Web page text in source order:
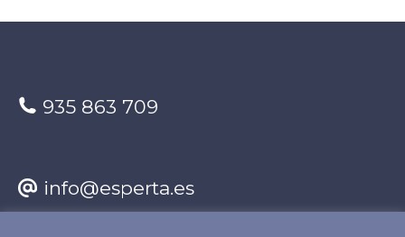
935 863 709
info@esperta.es